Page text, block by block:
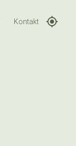
Kontakt gps_fixed